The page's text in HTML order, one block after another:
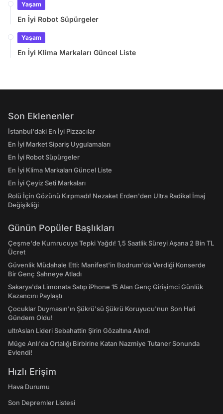
Yaşam
En İyi Robot Süpürgeler
Yaşam
En İyi Klima Markaları Güncel Liste
Son Eklenenler
İstanbul'daki En İyi Pizzacılar
En İyi Market Sipariş Uygulamaları
En İyi Robot Süpürgeler
En İyi Klima Markaları Güncel Liste
En İyi Çeyiz Seti Markaları
Rolü İçin Gözünü Kırpmadı! Nezaket Erden'den Ultra Radikal İmaj
Değişikliği
Günün Popüler Başlıkları
Çeşme'de Kumrucuya Tepki Yağdı! 1,5 Saatlik Süreyi Aşana 2 Bin TL
Ücret
Güvenlik Müdahale Etti: Manifest'in Bodrum'da Verdiği Konserde
Bir Genç Sahneye Atladı
Sakarya'da Limonata Satıp iPhone 15 Alan Genç Girişimci Günlük
Kazancını Paylaştı
Çocuklar Duymasın'ın Şükrü'sü Şükrü Koruyucu'nun Son Hali
Gündem Oldu!
ultrAslan Lideri Sebahattin Şirin Gözaltına Alındı
Müge Anlı'da Ortalığı Birbirine Katan Nazmiye Tutaner Sonunda
Evlendi!
Hızlı Erişim
Hava Durumu
Son Depremler Listesi